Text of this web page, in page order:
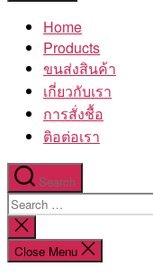
โรงงานHome
Products
ขนส่งสินค้า
เกี่ยวกับเรา
การสั่งชื้อ
ติอต่อเรา
Search
Search
for:
Close
search
Close Menu